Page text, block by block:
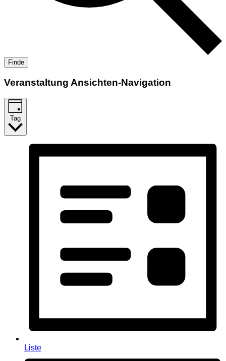
Finde
Veranstaltung Ansichten-Navigation
Tag
Liste